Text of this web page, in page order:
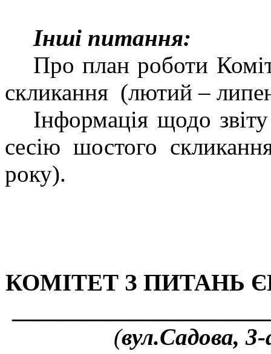
Інші питання:
Про план роботи
скликання (лютий –
Інформація щодо
сесію шостого
року).
КОМІТЕТ З ПИТАНЬ
(вул.Садова,